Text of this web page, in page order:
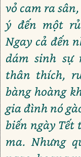
vỏ cam ra
ý đến một
Ngay cả đến
dám sinh sự
thân thích,
bàng hoàng
gia đình nó
biến ngày Tết
ma. Nhưng